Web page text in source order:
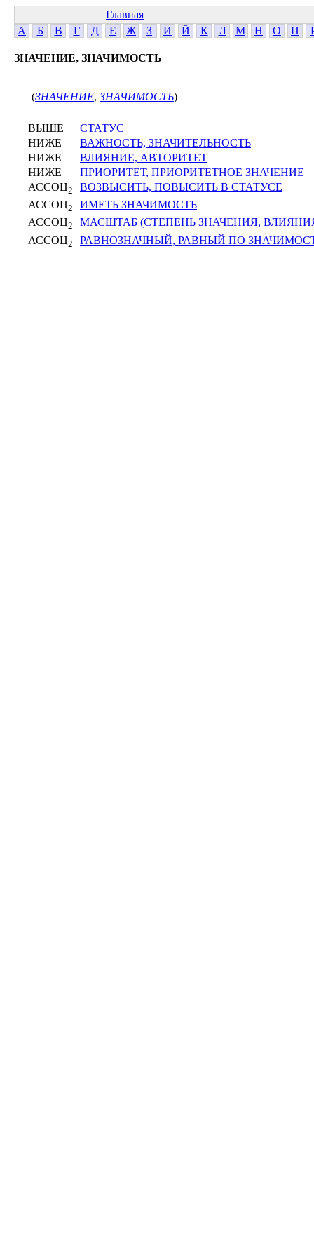
Главная
А
Б В Г Д Е Ж З И Й К Л М Н О П
ЗНАЧЕНИЕ, ЗНАЧИМОСТЬ
(ЗНАЧЕНИЕ, ЗНАЧИМОСТЬ)
ВЫШЕ
СТАТУС
НИЖЕ
ВАЖНОСТЬ, ЗНАЧИТЕЛЬНОСТЬ
НИЖЕ
ВЛИЯНИЕ, АВТОРИТЕТ
НИЖЕ
ПРИОРИТЕТ, ПРИОРИТЕТНОЕ ЗНАЧЕНИЕ
АССОЦ2
ВОЗВЫСИТЬ, ПОВЫСИТЬ В СТАТУСЕ
АССОЦ2
ИМЕТЬ ЗНАЧИМОСТЬ
АССОЦ2
МАСШТАБ (СТЕПЕНЬ ЗНАЧЕНИЯ,
АССОЦ2 РАВНОЗНАЧНЫЙ, РАВНЫЙ ПО